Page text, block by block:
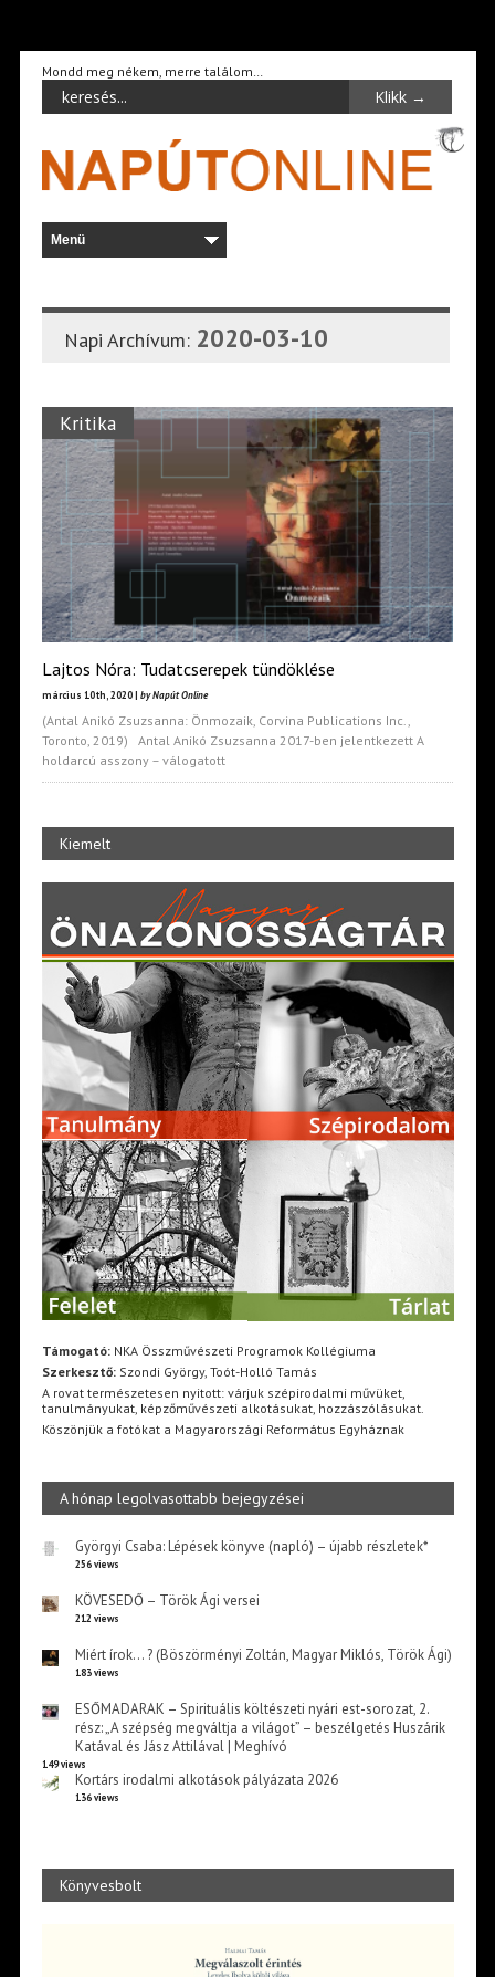
Mondd meg nékem, merre találom…
Napi Archívum: 2020-03-10
Kritika
Lajtos Nóra: Tudatcserepek tündöklése
március 10th, 2020 | by Napút Online
(Antal Anikó Zsuzsanna: Önmozaik, Corvina Publications Inc.,
Toronto, 2019) Antal Anikó Zsuzsanna 2017-ben jelentkezett A
holdarcú asszony – válogatott
Kiemelt
Támogató:NKA Összművészeti Programok Kollégiuma
Szerkesztő:Szondi György, Toót-Holló Tamás
A rovat természetesen nyitott: várjuk szépirodalmi művüket,
tanulmányukat, képzőművészeti alkotásukat, hozzászólásukat.
Köszönjük a fotókat a Magyarországi Református Egyháznak
A hónap legolvasottabb bejegyzései
Györgyi Csaba: Lépések könyve (napló) – újabb részletek*
256 views
KÖVESEDŐ – Török Ági versei
212 views
Miért írok… ? (Böszörményi Zoltán, Magyar Miklós, Török Ági)
183 views
ESŐMADARAK – Spirituális költészeti nyári est-sorozat, 2.
rész: „A szépség megváltja a világot” – beszélgetés Huszárik
Katával és Jász Attilával | Meghívó
149 views
Kortárs irodalmi alkotások pályázata 2026
136 views
Könyvesbolt